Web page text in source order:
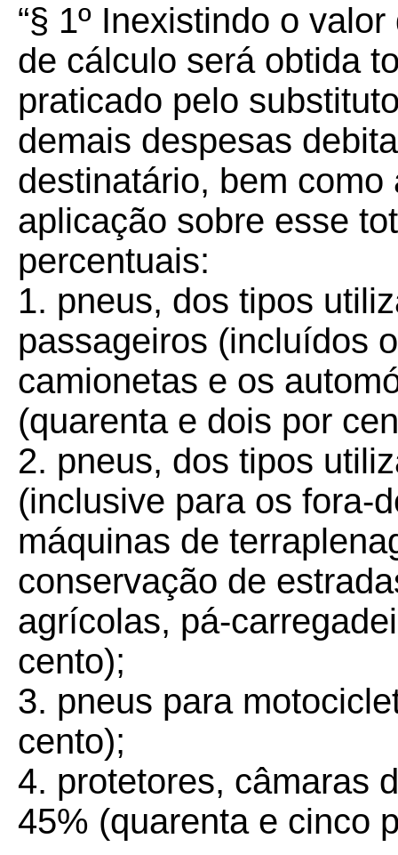
“§ 1º Inexistindo o
de cálculo será obtida
praticado pelo
demais despesas
destinatário, bem
aplicação sobre esse
percentuais:
1. pneus, dos tipos
passageiros (incluídos
camionetas e os
(quarenta e dois por
2. pneus, dos tipos
(inclusive para os fora-
máquinas de
conservação de
agrícolas, pá-
cento);
3. pneus para
cento);
4. protetores, câmaras
45% (quarenta e cinco